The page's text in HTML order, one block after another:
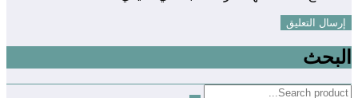
البحث